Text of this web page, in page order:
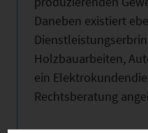
Daneben existiert
Holzbauarbeiten,
ein
Rechtsberatung